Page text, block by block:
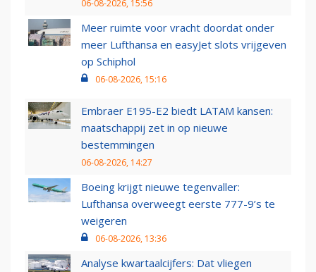
06-08-2026, 15:56
Meer ruimte voor vracht doordat onder
meer Lufthansa en easyJet slots vrijgeven
op Schiphol
06-08-2026, 15:16
Embraer E195-E2 biedt LATAM kansen:
maatschappij zet in op nieuwe
bestemmingen
06-08-2026, 14:27
Boeing krijgt nieuwe tegenvaller:
Lufthansa overweegt eerste 777-9’s te
weigeren
06-08-2026, 13:36
Analyse kwartaalcijfers: Dat vliegen